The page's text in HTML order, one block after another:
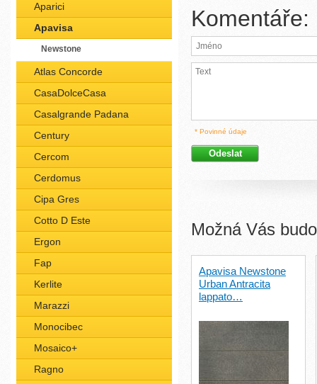
Aparici
Apavisa
Newstone
Atlas Concorde
CasaDolceCasa
Casalgrande Padana
Century
Cercom
Cerdomus
Cipa Gres
Cotto D Este
Ergon
Fap
Kerlite
Marazzi
Monocibec
Mosaico+
Ragno
Komentáře:
* Povinné údaje
Možná Vás
Apavisa Newstone
Urban Antracita
lappato…